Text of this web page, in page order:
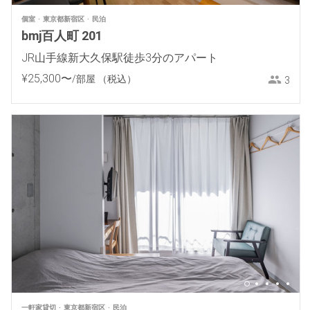
個室 東京都新宿区 民泊
bmj百人町 201
JR山手線新大久保駅徒歩3分のアパート
¥25,300〜/部屋 （税込） 3
一軒家貸切 東京都新宿区 民泊